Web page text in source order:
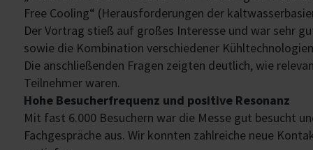
Free Cooling“ (Herausforderungen der
Der Vortrag stieß auf großes Interesse und war sehr
sowie die Kombination verschiedener
Die anschließenden Fragen zeigten deutlich, wie
Teilnehmer waren.
Hohe Besucherfrequenz und positive Resonanz
Mit fast 6.000 Besuchern war die Messe gut besucht
Fachgespräche aus. Wir konnten zahlreiche neue